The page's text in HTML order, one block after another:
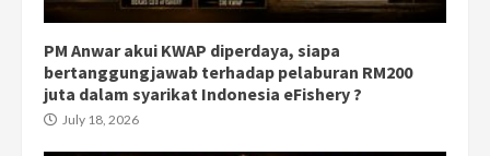
PM Anwar akui KWAP diperdaya, siapa
bertanggungjawab terhadap pelaburan RM200
juta dalam syarikat Indonesia eFishery ?
July 18, 2026